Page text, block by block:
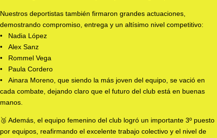
Nuestros deportistas también firmaron grandes actuaciones,
demostrando compromiso, entrega y un altísimo nivel competitivo:
• Nadia López
• Alex Sanz
• Rommel Vega
• Paula Cordero
• Ainara Moreno, que siendo la más joven del equipo, se vació en
cada combate, dejando claro que el futuro del club está en buenas
manos.
🥉 Además, el equipo femenino del club logró un importante 3º puesto
por equipos, reafirmando el excelente trabajo colectivo y el nivel de